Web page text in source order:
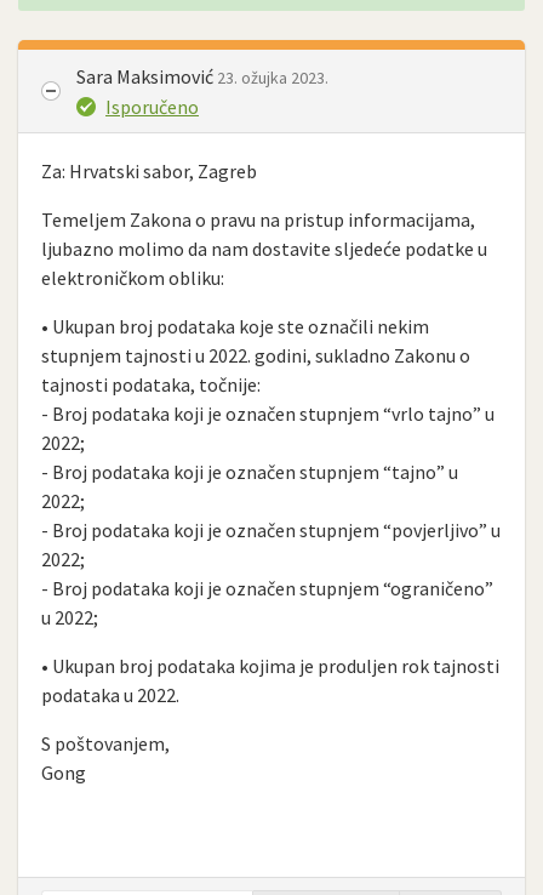
Sara Maksimović 23. ožujka 2023.
Isporučeno
Za: Hrvatski sabor, Zagreb
Temeljem Zakona o pravu na pristup informacijama,
ljubazno molimo da nam dostavite sljedeće podatke u
elektroničkom obliku:
• Ukupan broj podataka koje ste označili nekim
stupnjem tajnosti u 2022. godini, sukladno Zakonu o
tajnosti podataka, točnije:
- Broj podataka koji je označen stupnjem “vrlo tajno” u
2022;
- Broj podataka koji je označen stupnjem “tajno” u
2022;
- Broj podataka koji je označen stupnjem “povjerljivo” u
2022;
- Broj podataka koji je označen stupnjem “ograničeno”
u 2022;
• Ukupan broj podataka kojima je produljen rok tajnosti
podataka u 2022.
S poštovanjem,
Gong